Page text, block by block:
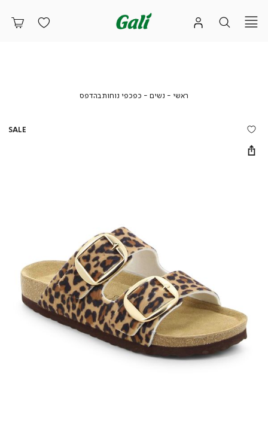
ראשי ראשינשים נשיםכפכפי נוחות בהדפסכפכפי
SALE